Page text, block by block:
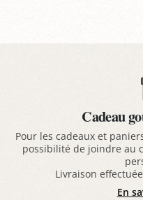
Cadeau
Pour les cadeaux et
possibilité de joindre au
Livraison
En